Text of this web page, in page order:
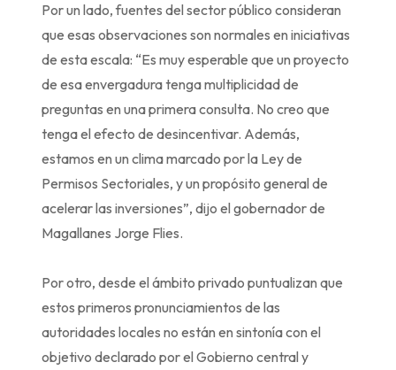
Por un lado, fuentes del sector público consideran
que esas observaciones son normales en iniciativas
de esta escala: “Es muy esperable que un proyecto
de esa envergadura tenga multiplicidad de
preguntas en una primera consulta. No creo que
tenga el efecto de desincentivar. Además,
estamos en un clima marcado por la Ley de
Permisos Sectoriales, y un propósito general de
acelerar las inversiones”, dijo el gobernador de
Magallanes Jorge Flies.
Por otro, desde el ámbito privado puntualizan que
estos primeros pronunciamientos de las
autoridades locales no están en sintonía con el
objetivo declarado por el Gobierno central y